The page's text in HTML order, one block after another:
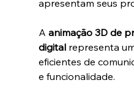
apresentam seus
A animação 3D de
digital representa
eficientes de
e funcionalidade.